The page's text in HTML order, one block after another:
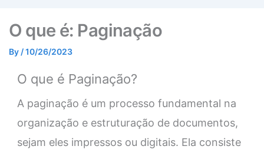
O que é: Paginação
By /10/26/2023
O que é Paginação?
A paginação é um processo fundamental na
organização e estruturação de documentos,
sejam eles impressos ou digitais. Ela consiste